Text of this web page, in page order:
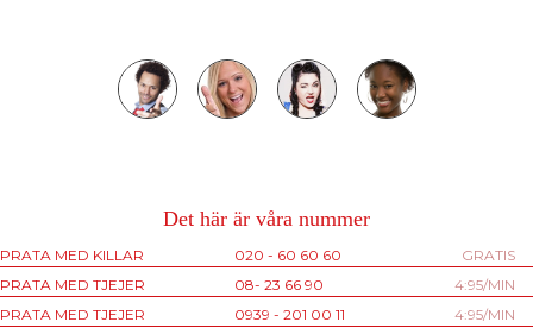
Det här är våra nummer
PRATA MED KILLAR 020 - 60 60 60
GRATIS
PRATA MED TJEJER
08- 23 66 90
4:95/MIN
PRATA MED TJEJER
0939 - 201 00 11 4:95/MIN